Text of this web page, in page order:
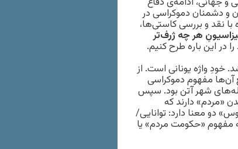
و دشمنان دموکراسی در
نقد و بررسی کاستی‌ها،
هر چه ژرف‌تر
خودِ واژه یونانی است. از
مفهوم دموکراسی
شهر آتن بود. سپس
«مردم» دارند که
دو معنا دارد: توانایی/
مفهوم «حکومت مردم» یا